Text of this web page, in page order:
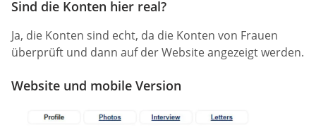
Sind die Konten hier real?
Ja, die Konten sind echt, da die Konten von Frauen
überprüft und dann auf der Website angezeigt werden.
Website und mobile Version